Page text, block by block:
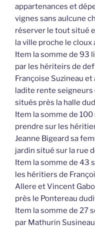
appartenances et
vignes sans aulcune
réserver le tout situé
la ville proche le cloux
Item la somme de 93
par les hériteirs de
Françoise Suzineau
ladite rente
situés près la halle
Item la somme de
prendre sur les
Jeanne Bigeard sa
jardin situé sur la rue
Item la somme de 43
les héritiers de
Allere et Vincent
près le Pontereau
Item la somme de 27
par Mathurin